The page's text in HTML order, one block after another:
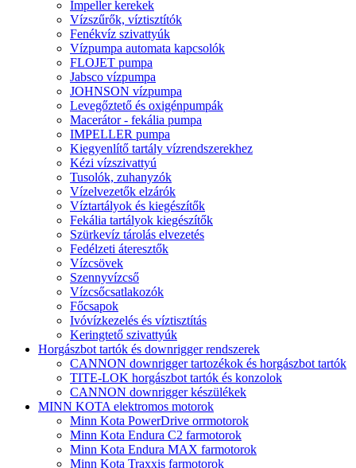
Impeller kerekek
Vízszűrők, víztisztítók
Fenékvíz szivattyúk
Vízpumpa automata kapcsolók
FLOJET pumpa
Jabsco vízpumpa
JOHNSON vízpumpa
Levegőztető és oxigénpumpák
Macerátor - fekália pumpa
IMPELLER pumpa
Kiegyenlítő tartály vízrendszerekhez
Kézi vízszivattyú
Tusolók, zuhanyzók
Vízelvezetők elzárók
Víztartályok és kiegészítők
Fekália tartályok kiegészítők
Szürkevíz tárolás elvezetés
Fedélzeti áteresztők
Vízcsövek
Szennyvízcső
Vízcsőcsatlakozók
Főcsapok
Ivóvízkezelés és víztisztítás
Keringtető szivattyúk
Horgászbot tartók és downrigger rendszerek
CANNON downrigger tartozékok és horgászbot tartók
TITE-LOK horgászbot tartók és konzolok
CANNON downrigger készülékek
MINN KOTA elektromos motorok
Minn Kota PowerDrive orrmotorok
Minn Kota Endura C2 farmotorok
Minn Kota Endura MAX farmotorok
Minn Kota Traxxis farmotorok